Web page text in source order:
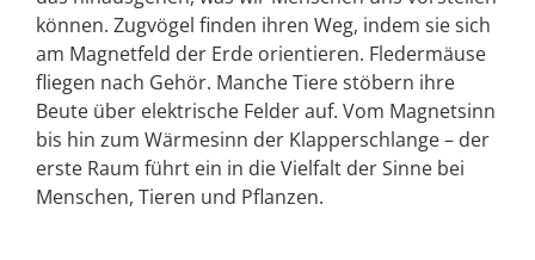
können. Zugvögel finden ihren Weg, indem sie sich
am Magnetfeld der Erde orientieren. Fledermäuse
fliegen nach Gehör. Manche Tiere stöbern ihre
Beute über elektrische Felder auf. Vom Magnetsinn
bis hin zum Wärmesinn der Klapperschlange – der
erste Raum führt ein in die Vielfalt der Sinne bei
Menschen, Tieren und Pflanzen.